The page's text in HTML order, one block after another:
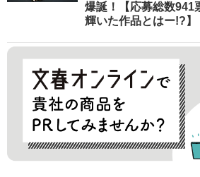
爆誕！【応募総数941
輝いた作品とはー!?】